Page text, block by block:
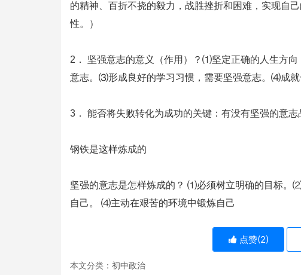
的精神、百折不挠的毅力，战胜挫折和困难，实现自
性。）
2． 坚强意志的意义（作用）？⑴坚定正确的人生方
意志。⑶形成良好的学习习惯，需要坚强意志。⑷成就
3． 能否将失败转化为成功的关键：有没有坚强的意志
钢铁是这样炼成的
坚强的意志是怎样炼成的？ ⑴必须树立明确的目标
自己。 ⑷主动在艰苦的环境中锻炼自己
点赞(2)
本文分类： 初中政治